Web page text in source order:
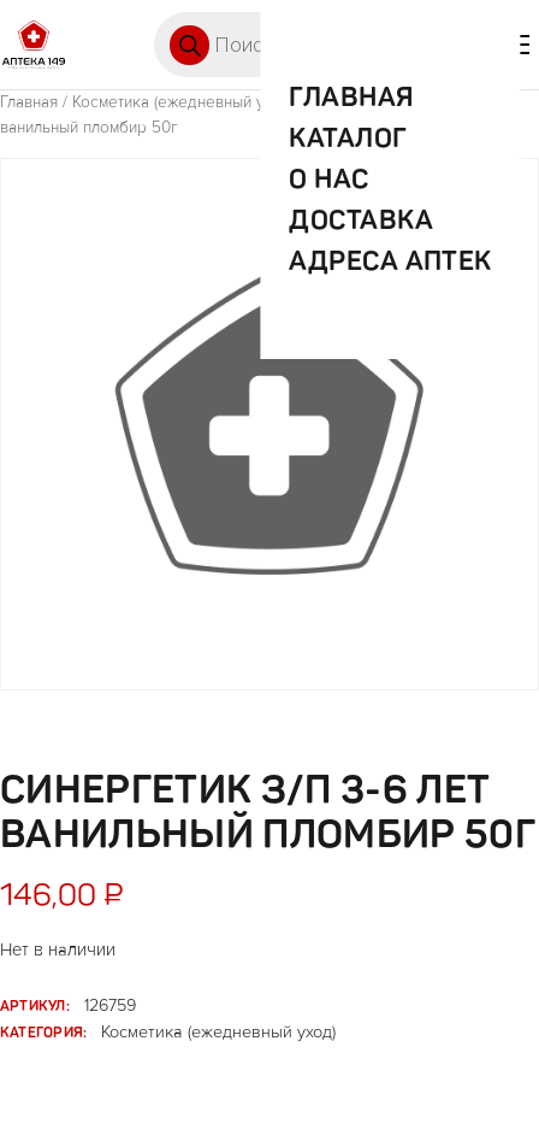
ГЛАВНАЯ
КАТАЛОГ
О НАС
ДОСТАВКА
АДРЕСА АПТЕК
Главная / Косметика (ежедневный уход) / Синергетик з/п 3-6 лет
ванильный пломбир 50г
СИНЕРГЕТИК З/П 3-6 ЛЕТ
ВАНИЛЬНЫЙ ПЛОМБИР 50Г
146,00 ₽
Нет в наличии
АРТИКУЛ:
126759
КАТЕГОРИЯ:
Косметика (ежедневный уход)